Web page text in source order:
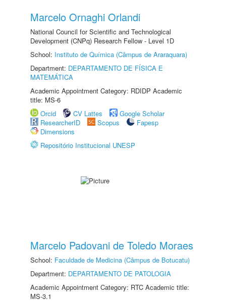
Marcelo Ornaghi Orlandi
National Council for Scientific and Technological
Development (CNPq) Research Fellow - Level 1D
School: Instituto de Química (Câmpus de Araraquara)
Department: DEPARTAMENTO DE FÍSICA E
MATEMÁTICA
Academic Appointment Category: RDIDP Academic
title: MS-6
Orcid
CV Lattes
Google Scholar
ResearcherID
Scopus
Fapesp
Dimensions
Repositório Institucional UNESP
Marcelo Padovani de Toledo Moraes
School: Faculdade de Medicina (Câmpus de Botucatu)
Department: DEPARTAMENTO DE PATOLOGIA
Academic Appointment Category: RTC Academic title:
MS-3.1